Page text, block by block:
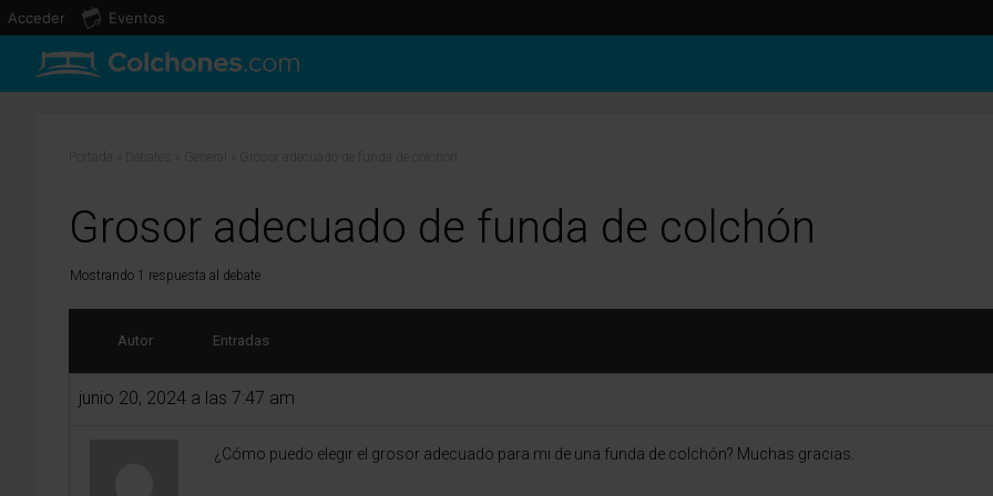
Grosor adecuado de funda de colchón
Mostrando 1 respuesta al debate
Autor Entradas
junio 20, 2024 a las 7:47 am
¿Cómo puedo elegir el grosor adecuado para mi de una funda de colchón? Muchas gracias.
Acceder Eventos